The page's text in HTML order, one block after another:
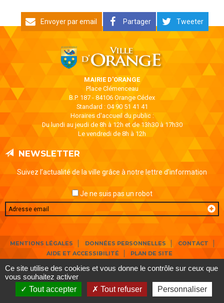
Envoyer par email Partager Tweeter
MAIRIE D'ORANGE
Place Clémenceau
B.P. 187 - 84106 Orange Cédex
Standard : 04 90 51 41 41
Horaires d'accueil du public :
Du lundi au jeudi de 8h à 12h et de 13h30 à 17h30
Le vendredi de 8h à 12h
NEWSLETTER
Suivez l’actualité de la ville grâce à notre lettre d’information
Je ne suis pas un robot
Email
MENTIONS LÉGALES DONNÉES PERSONNELLES
CONTACT
AIDE ET ACCESSIBILITÉ
PLAN DE SITE
Ce site utilise des cookies et vous donne le contrôle sur ceux que
vous souhaitez activer
Tout accepter
Tout refuser Personnaliser